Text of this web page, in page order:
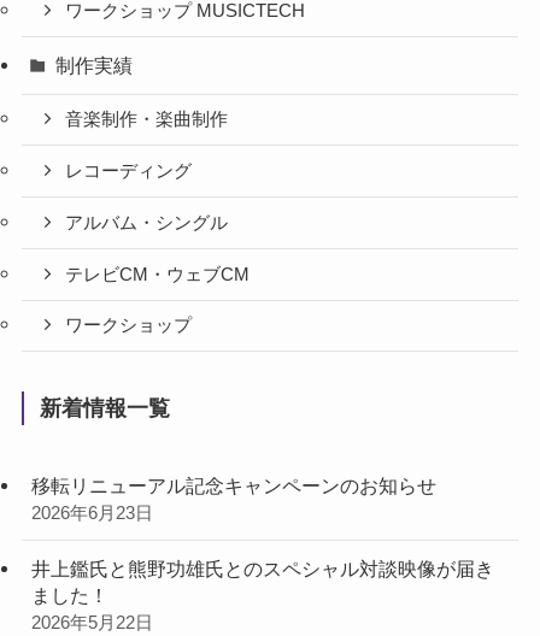
ワークショップ MUSICTECH
制作実績
音楽制作・楽曲制作
レコーディング
アルバム・シングル
テレビCM・ウェブCM
ワークショップ
新着情報一覧
移転リニューアル記念キャンペーンのお知らせ
2026年6月23日
井上鑑氏と熊野功雄氏とのスペシャル対談映像が届き
ました！
2026年5月22日